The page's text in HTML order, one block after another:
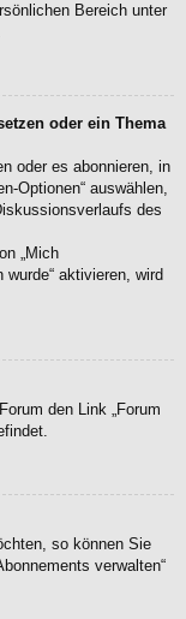
Bereich unter
oder ein Thema
oder es abonnieren, in
Optionen“ auswählen,
des
„Mich
aktivieren, wird
den Link „Forum
so können Sie
verwalten“